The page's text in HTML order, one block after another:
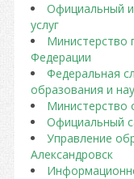
Официальный
услуг
Министерство
Федерации
Федеральная
образования и
Министерство
Официальный
Управление
Александровск